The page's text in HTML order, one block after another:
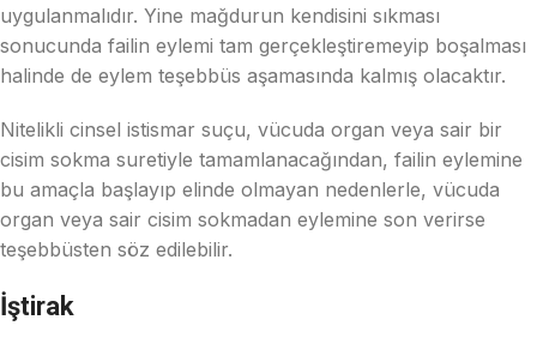
uygulanmalıdır. Yine mağdurun kendisini sıkması
sonucunda failin eylemi tam gerçekleştiremeyip boşalması
halinde de eylem teşebbüs aşamasında kalmış olacaktır.
Nitelikli cinsel istismar suçu, vücuda organ veya sair bir
cisim sokma suretiyle tamamlanacağından, failin eylemine
bu amaçla başlayıp elinde olmayan nedenlerle, vücuda
organ veya sair cisim sokmadan eylemine son verirse
teşebbüsten söz edilebilir.
İştirak